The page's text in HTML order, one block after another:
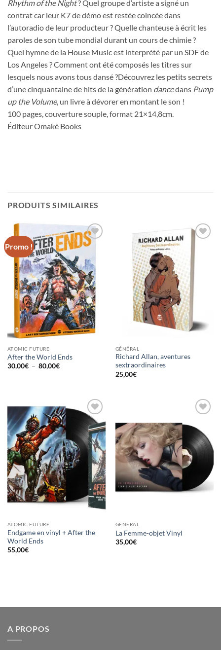
Rhythm of the Night? Quel groupe d’artiste a signé un
contrat car leur K7 de démo est restée coincée dans
l’autoradio de leur producteur ? Quelle chanteuse à écrit les
paroles de son tube mondial durant un cours de chimie ?
Quel hymne de la House Music est interprété par un SDF de
Los Angeles ? Comment ont été composés les titres sur
lesquels nous avons tous dansé ?Découvrez les petits secrets
d’une cinquantaine de hits de la génération dancedans Pump
up the Volume, un livre à dévorer en montant le son !
100 pages, couverture souple, format 21×14,8cm.
ÉditeurOmaké Books
PRODUITS SIMILAIRES
Promo !
Ajouter
wishlist
ATOMIC FUTURE
After the World Ends
30,00€ – 80,00€Plage
Ajouter
wishlist
GÉNÉRAL
Richard Allan, aventures
sextraordinaires
25,00€
Ajouter
à la
wishlist
ATOMIC FUTURE
Endgame en vinyl + After the
World Ends
55,00€
à la
wishlist
GÉNÉRAL
La Femme-objet Vinyl
35,00€
A PROPOS